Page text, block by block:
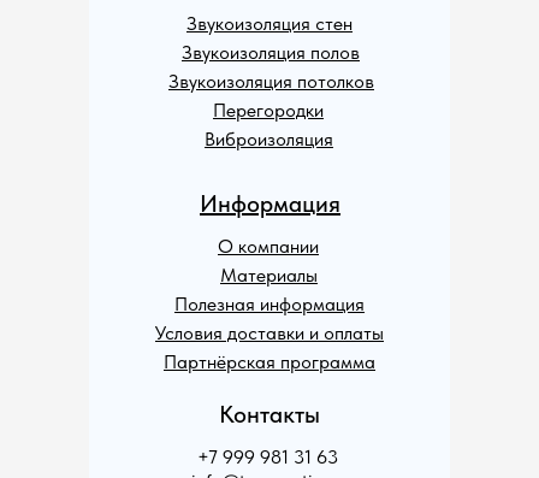
Звукоизоляция стен
Звукоизоляция полов
Звукоизоляция потолков
Перегородки
Виброизоляция
Информация
О компании
Материалы
Полезная информация
Условия доставки и оплаты
Партнёрская программа
Контакты
+7 999 981 31 63